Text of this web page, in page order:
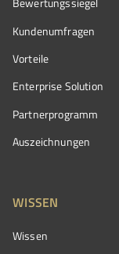
Kundenumfragen
Vorteile
Enterprise Solution
Partnerprogramm
Auszeichnungen
WISSEN
Wissen